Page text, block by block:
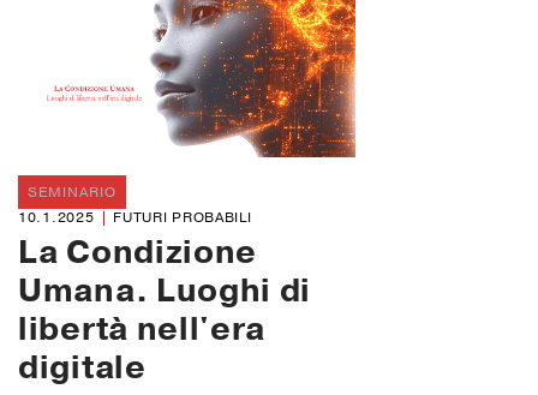
SEMINARIO
10.1.2025 FUTURI PROBABILI
La Condizione
Umana. Luoghi di
libertà nell'era
digitale